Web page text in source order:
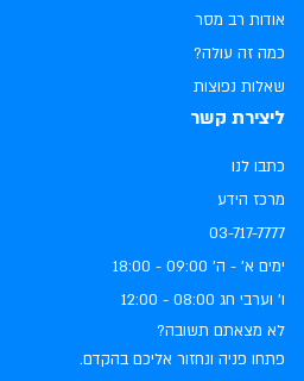
אודות רב מסר
כמה זה עולה?
שאלות נפוצות
ליצירת קשר
כתבו לנו
מרכז הידע
03-717-7777
ימים א׳ - ה׳ ‏09:00 - 18:00
ו׳ וערבי חג ‏08:00 - 12:00
לא מצאתם תשובה?
פתחו פניה ונחזור אליכם בהקדם.